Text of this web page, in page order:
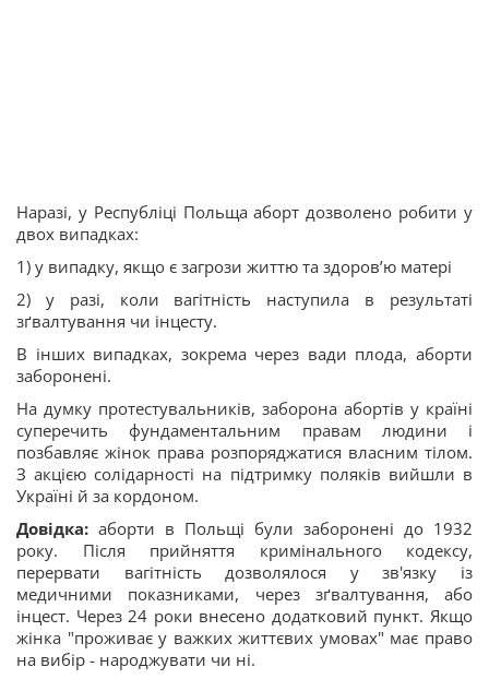
Наразі, у Республіці Польща аборт дозволено робити у
двох випадках:
1) у випадку, якщо є загрози життю та здоров’ю матері
2) у разі, коли вагітність наступила в результаті
зґвалтування чи інцесту.
В інших випадках, зокрема через вади плода, аборти
заборонені.
На думку протестувальників, заборона абортів у країні
суперечить фундаментальним правам людини і
позбавляє жінок права розпоряджатися власним тілом.
З акцією солідарності на підтримку поляків вийшли в
Україні й за кордоном.
Довідка: аборти в Польщі були заборонені до 1932
року. Після прийняття кримінального кодексу,
перервати вагітність дозволялося у зв'язку із
медичними показниками, через зґвалтування, або
інцест. Через 24 роки внесено додатковий пункт. Якщо
жінка "проживає у важких життєвих умовах" має право
на вибір - народжувати чи ні.